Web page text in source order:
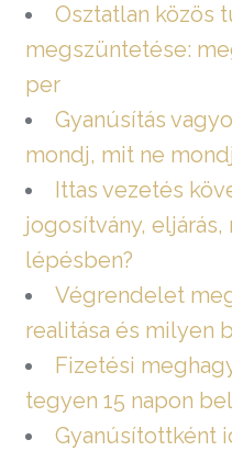
Osztatlan közös
megszüntetése:
per
Gyanúsítás
mondj, mit ne
Ittas vezetés
jogosítvány,
lépésben?
Végrendelet
realitása és milyen
Fizetési
tegyen 15 napon
Gyanúsítottként